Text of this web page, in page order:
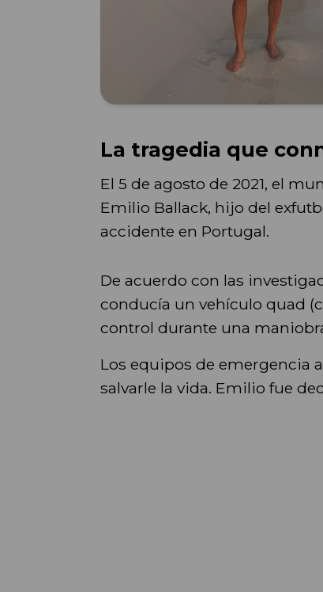
La tragedia que
El 5 de agosto de 2021, el
Emilio Ballack, hijo del
accidente en Portugal.
De acuerdo con las
conducía un vehículo quad
control durante una
Los equipos de emergencia
salvarle la vida. Emilio fue